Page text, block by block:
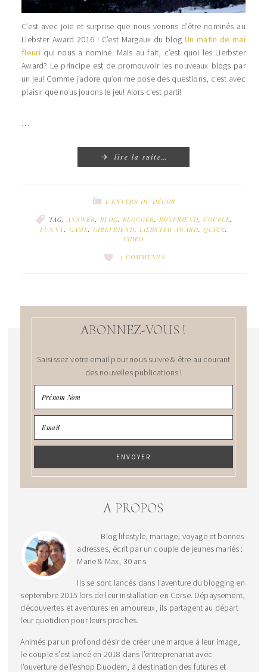
C’est avec joie et surprise que nous venons d’être nominés au
Liebster Award 2016 ! C’est Margaux du blog Un matin de mai
fleuri qui nous a nominé. Mais au fait, c’est quoi les Lierbster
Award? Le principe est de promouvoir les nouveaux blogs par
un jeu! Comme j’adore qu’on me pose des questions, c’est avec
plaisir que nous jouons le jeu! Alors c’est parti!
…
lire la suite…
L'ENVERS DU DÉCOR
TAG:ANSWER, BLOG, BLOGGER, BOYFRIEND, COUPLE,
FUNNY, GAME, GIRLFRIEND, LIEBSTER AWARD, QUIZZ,
VIDEO
3 COMMENTS
ABONNEZ-VOUS !
Saisissez votre email pour nous suivre & être au courant
des nouvelles publications !
A PROPOS
Blog lifestyle, mariage, voyage et bonnes
adresses, écrit par un couple de jeunes mariés :
Marie & Max, 30 ans.
Ils se sont lancés dans l'aventure du blogging en
septembre 2015 lors de leur installation en Corse. Dépaysement,
découvertes et aventures en amoureux, ils partagent au départ
leur quotidien pour leurs proches.
Animés par un profond désir de créer une marque à leur image,
le couple s’est lancé en 2018 dans l’entreprenariat avec
l'ouverture de l'eshop Duodem, à destination des futures et